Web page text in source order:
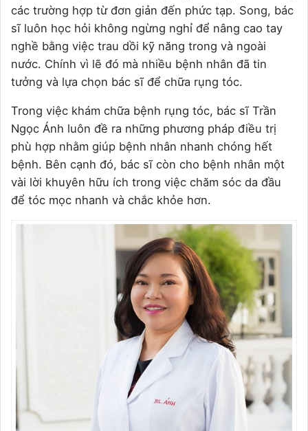
các trường hợp từ đơn giản đến phức tạp. Song, bác
sĩ luôn học hỏi không ngừng nghỉ để nâng cao tay
nghề bằng việc trau dồi kỹ năng trong và ngoài
nước. Chính vì lẽ đó mà nhiều bệnh nhân đã tin
tưởng và lựa chọn bác sĩ để chữa rụng tóc.
Trong việc khám chữa bệnh rụng tóc, bác sĩ Trần
Ngọc Ánh luôn đề ra những phương pháp điều trị
phù hợp nhằm giúp bệnh nhân nhanh chóng hết
bệnh. Bên cạnh đó, bác sĩ còn cho bệnh nhân một
vài lời khuyên hữu ích trong việc chăm sóc da đầu
để tóc mọc nhanh và chắc khỏe hơn.